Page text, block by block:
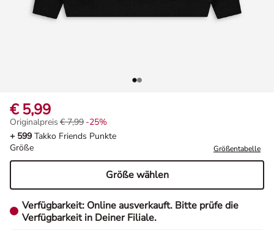
€ 5,99
Originalpreis € 7,99, Rabat -25%
Originalpreis € 7,99 -25%
+ 599 Takko Friends Punkte
Größe
Größentabelle
Größe wählen
Verfügbarkeit: Online ausverkauft. Bitte prüfe die
Verfügbarkeit in Deiner Filiale.